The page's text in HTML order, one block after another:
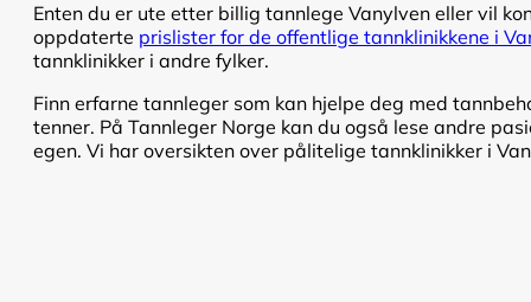
Enten du er ute etter billig tannlege Vanylven eller vil
oppdaterte prislister for de offentlige tannklinikkene i
tannklinikker i andre fylker.
Finn erfarne tannleger som kan hjelpe deg med
tenner. På Tannleger Norge kan du også lese andre
egen. Vi har oversikten over pålitelige tannklinikker i